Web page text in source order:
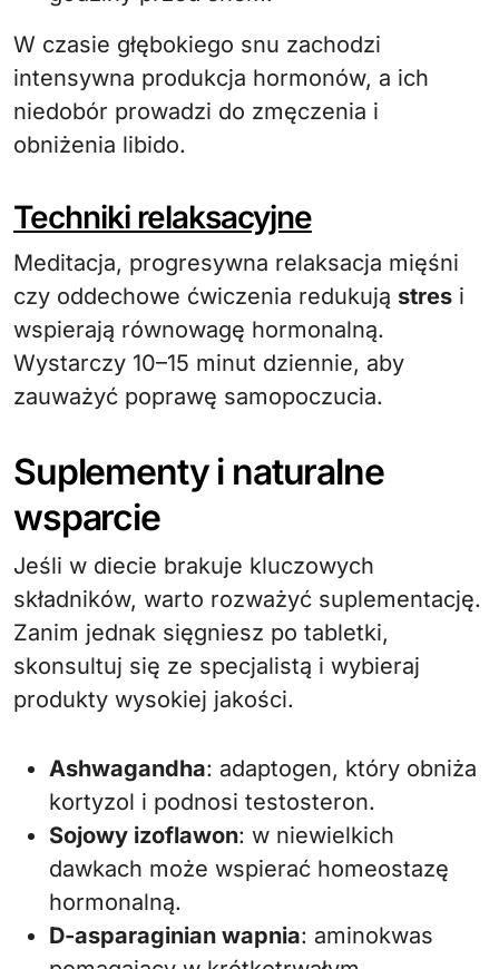
W czasie głębokiego snu zachodzi
intensywna produkcja hormonów, a ich
niedobór prowadzi do zmęczenia i
obniżenia libido.
Techniki relaksacyjne
Meditacja, progresywna relaksacja mięśni
czy oddechowe ćwiczenia redukują stres i
wspierają równowagę hormonalną.
Wystarczy 10–15 minut dziennie, aby
zauważyć poprawę samopoczucia.
Suplementy i naturalne
wsparcie
Jeśli w diecie brakuje kluczowych
składników, warto rozważyć suplementację.
Zanim jednak sięgniesz po tabletki,
skonsultuj się ze specjalistą i wybieraj
produkty wysokiej jakości.
Ashwagandha: adaptogen, który obniża
kortyzol i podnosi testosteron.
Sojowy izoflawon: w niewielkich
dawkach może wspierać homeostazę
hormonalną.
D-asparaginian wapnia: aminokwas